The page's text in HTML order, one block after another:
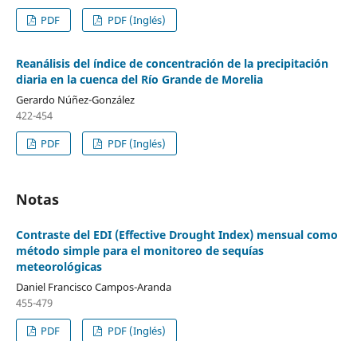
PDF
PDF (Inglés)
Reanálisis del índice de concentración de la precipitación
diaria en la cuenca del Río Grande de Morelia
Gerardo Núñez-González
422-454
PDF
PDF (Inglés)
Notas
Contraste del EDI (Effective Drought Index) mensual como
método simple para el monitoreo de sequías
meteorológicas
Daniel Francisco Campos-Aranda
455-479
PDF
PDF (Inglés)